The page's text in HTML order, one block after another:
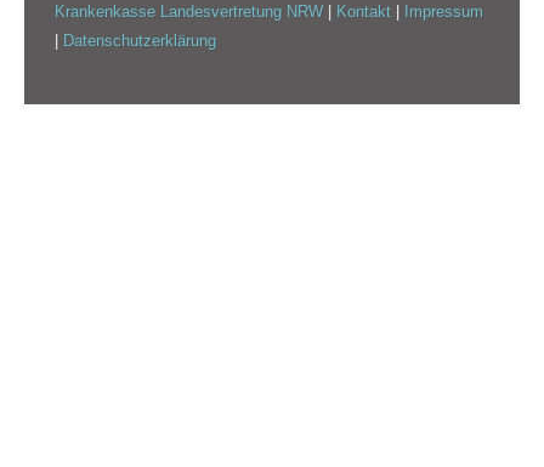
Krankenkasse Landesvertretung NRW | Kontakt | Impressum
| Datenschutzerklärung